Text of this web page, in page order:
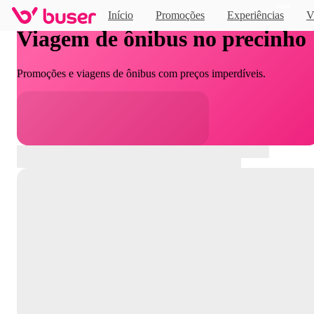
Início Promoções Experiências
Viagem de ônibus no precinho
Promoções e viagens de ônibus com preços imperdíveis.